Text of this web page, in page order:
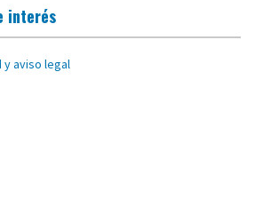
interés
y aviso legal